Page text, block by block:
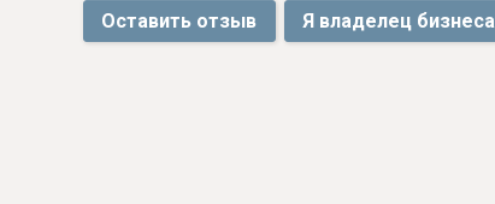
Оставить отзыв Я владелец бизнеса